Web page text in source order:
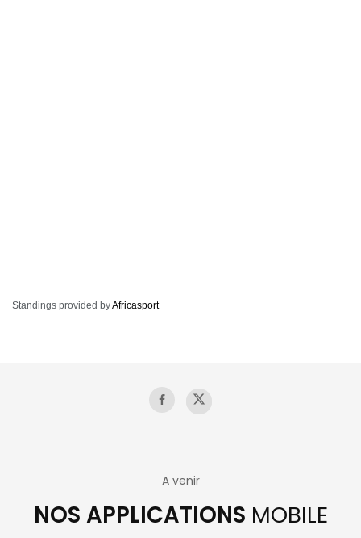
Standings provided byAfricasport
A venir
NOS APPLICATIONS MOBILE